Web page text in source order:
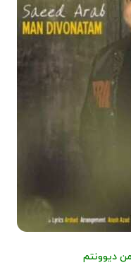
من دیوونتم